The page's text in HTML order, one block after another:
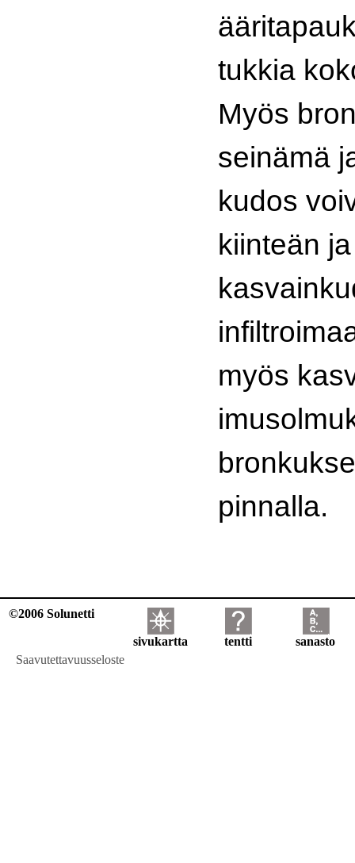
tukkia
Myös
seinämä
kudos
kiinteän
myös
pinnalla.
©2006 Solunetti
sivukartta tentti
sanasto
Saavutettavuusseloste